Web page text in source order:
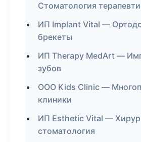
Стоматология
ИП Implant Vital —
брекеты
ИП Therapy MedArt —
зубов
ООО Kids Clinic —
клиники
ИП Esthetic Vital —
стоматология